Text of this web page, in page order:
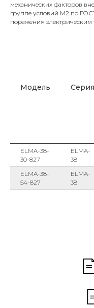
механических факторов
группе условий М2 по
поражения электрическим
Модель Серия
ELMA-38-
30-827
ELMA-
38
ELMA-38-
54-827
ELMA-
38